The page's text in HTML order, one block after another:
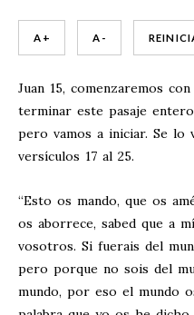
A + A -
Juan 15, comenzaremos
terminar este pasaje
pero vamos a iniciar. Se lo
versículos 17 al 25.
“Esto os mando, que os
os aborrece, sabed que a
vosotros. Si fuerais del
pero porque no sois del
mundo, por eso el mundo